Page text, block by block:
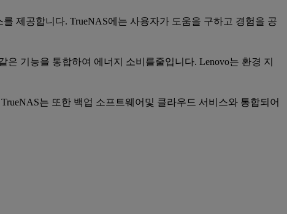
제공합니다. TrueNAS에는 사용자가 도움을 구하고 경험을 공
기능을 통합하여 에너지 소비를줄입니다. Lenovo는 환경 지
는 또한 백업 소프트웨어및 클라우드 서비스와 통합되어